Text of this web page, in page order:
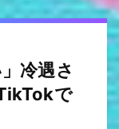
冷遇さ
で